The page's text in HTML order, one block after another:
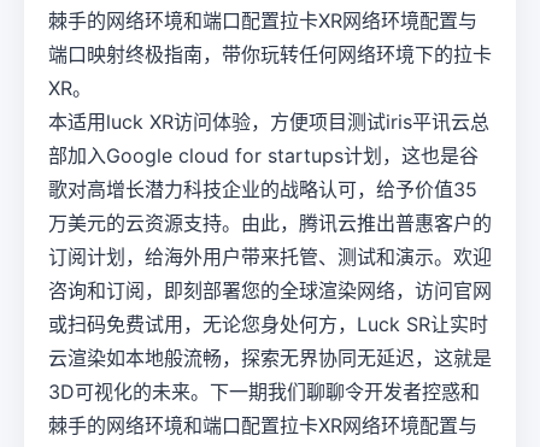
棘手的网络环境和端口配置拉卡XR网络环境配置与
端口映射终极指南，带你玩转任何网络环境下的拉卡
XR。
本适用luck XR访问体验，方便项目测试iris平讯云总
部加入Google cloud for startups计划，这也是谷
歌对高增长潜力科技企业的战略认可，给予价值35
万美元的云资源支持。由此，腾讯云推出普惠客户的
订阅计划，给海外用户带来托管、测试和演示。欢迎
咨询和订阅，即刻部署您的全球渲染网络，访问官网
或扫码免费试用，无论您身处何方，Luck SR让实时
云渲染如本地般流畅，探索无界协同无延迟，这就是
3D可视化的未来。下一期我们聊聊令开发者控惑和
棘手的网络环境和端口配置拉卡XR网络环境配置与